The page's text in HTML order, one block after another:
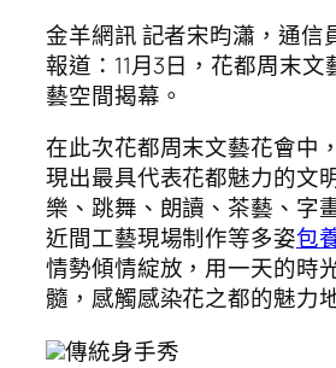
金羊網訊 記者宋昀瀟，通信
報道：11月3日，花都周末
藝空間揭幕。
在此次花都周末文藝花會中
現出最具代表花都魅力的文
樂、跳舞、朗讀、茶藝、字
近間工藝現場制作等多姿包
情勢傾情綻放，用一天的時
髓，感觸感染花之都的魅力
傳統身手秀